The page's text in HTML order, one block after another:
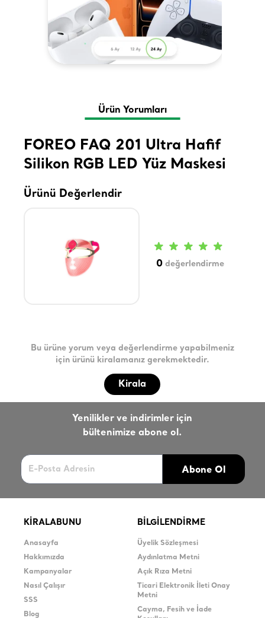
Ürün Yorumları
FOREO FAQ 201 Ultra Hafif
Silikon RGB LED Yüz Maskesi
Ürünü Değerlendir
0 değerlendirme
Bu ürüne yorum veya değerlendirme yapabilmeniz
için ürünü kiralamanız gerekmektedir.
Kirala
Yenilikler ve indirimler için
bültenimize abone ol.
Abone Ol
KİRALABUNU
Anasayfa
Hakkımızda
Kampanyalar
Nasıl Çalışır
SSS
Blog
BİLGİLENDİRME
Üyelik Sözleşmesi
Aydınlatma Metni
Açık Rıza Metni
Ticari Elektronik İleti Onay
Metni
Cayma, Fesih ve İade